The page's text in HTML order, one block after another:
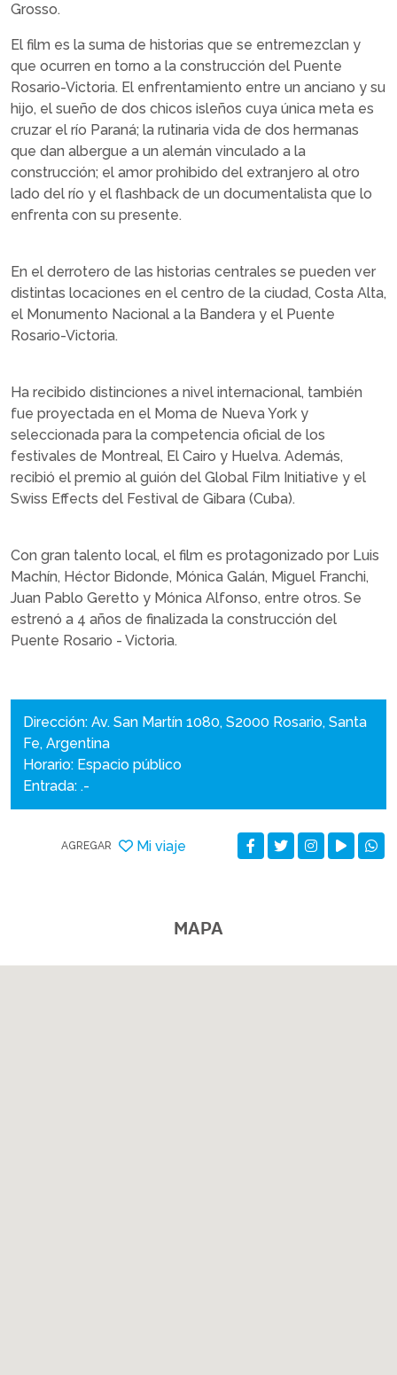
Grosso.
El film es la suma de historias que se entremezclan y
que ocurren en torno a la construcción del Puente
Rosario-Victoria. El enfrentamiento entre un anciano y su
hijo, el sueño de dos chicos isleños cuya única meta es
cruzar el río Paraná; la rutinaria vida de dos hermanas
que dan albergue a un alemán vinculado a la
construcción; el amor prohibido del extranjero al otro
lado del río y el flashback de un documentalista que lo
enfrenta con su presente.
En el derrotero de las historias centrales se pueden ver
distintas locaciones en el centro de la ciudad, Costa Alta,
el Monumento Nacional a la Bandera y el Puente
Rosario-Victoria.
Ha recibido distinciones a nivel internacional, también
fue proyectada en el Moma de Nueva York y
seleccionada para la competencia oficial de los
festivales de Montreal, El Cairo y Huelva. Además,
recibió el premio al guión del Global Film Initiative y el
Swiss Effects del Festival de Gibara (Cuba).
Con gran talento local, el film es protagonizado por Luis
Machín, Héctor Bidonde, Mónica Galán, Miguel Franchi,
Juan Pablo Geretto y Mónica Alfonso, entre otros. Se
estrenó a 4 años de finalizada la construcción del
Puente Rosario - Victoria.
Dirección: Av. San Martín 1080, S2000 Rosario, Santa
Fe, Argentina
Horario: Espacio público
Entrada: .-
AGREGAR Mi viaje
MAPA